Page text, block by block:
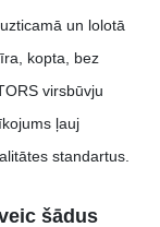
un lolotā
kopta, bez
virsbūvju
ļauj
standartus.
šādus